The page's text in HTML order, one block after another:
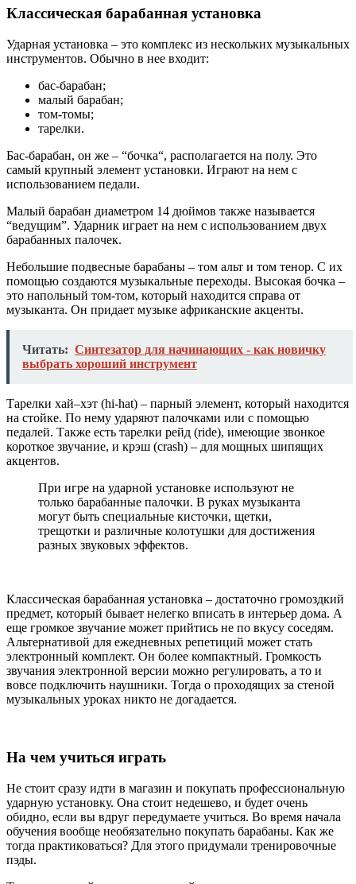
Классическая барабанная установка
Ударная установка – это комплекс из нескольких музыкальных
инструментов. Обычно в нее входит:
бас-барабан;
малый барабан;
том-томы;
тарелки.
Бас-барабан, он же – “бочка“, располагается на полу. Это
самый крупный элемент установки. Играют на нем с
использованием педали.
Малый барабан диаметром 14 дюймов также называется
“ведущим”. Ударник играет на нем с использованием двух
барабанных палочек.
Небольшие подвесные барабаны – том альт и том тенор. С их
помощью создаются музыкальные переходы. Высокая бочка –
это напольный том-том, который находится справа от
музыканта. Он придает музыке африканские акценты.
Читать: Синтезатор для начинающих - как новичку
выбрать хороший инструмент
Тарелки хай–хэт (hi-hat) – парный элемент, который находится
на стойке. По нему ударяют палочками или с помощью
педалей. Также есть тарелки рейд (ride), имеющие звонкое
короткое звучание, и крэш (crash) – для мощных шипящих
акцентов.
При игре на ударной установке используют не
только барабанные палочки. В руках музыканта
могут быть специальные кисточки, щетки,
трещотки и различные колотушки для достижения
разных звуковых эффектов.
Классическая барабанная установка – достаточно громоздкий
предмет, который бывает нелегко вписать в интерьер дома. А
еще громкое звучание может прийтись не по вкусу соседям.
Альтернативой для ежедневных репетиций может стать
электронный комплект. Он более компактный. Громкость
звучания электронной версии можно регулировать, а то и
вовсе подключить наушники. Тогда о проходящих за стеной
музыкальных уроках никто не догадается.
На чем учиться играть
Не стоит сразу идти в магазин и покупать профессиональную
ударную установку. Она стоит недешево, и будет очень
обидно, если вы вдруг передумаете учиться. Во время начала
обучения вообще необязательно покупать барабаны. Как же
тогда практиковаться? Для этого придумали тренировочные
пэды.